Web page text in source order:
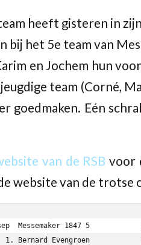
heeft gisteren in
bij het 5e team van
en Jochem hun
team (Corné,
goedmaken. Eén
van de RSB voor
website van de trotse
Messemaker 1847 5